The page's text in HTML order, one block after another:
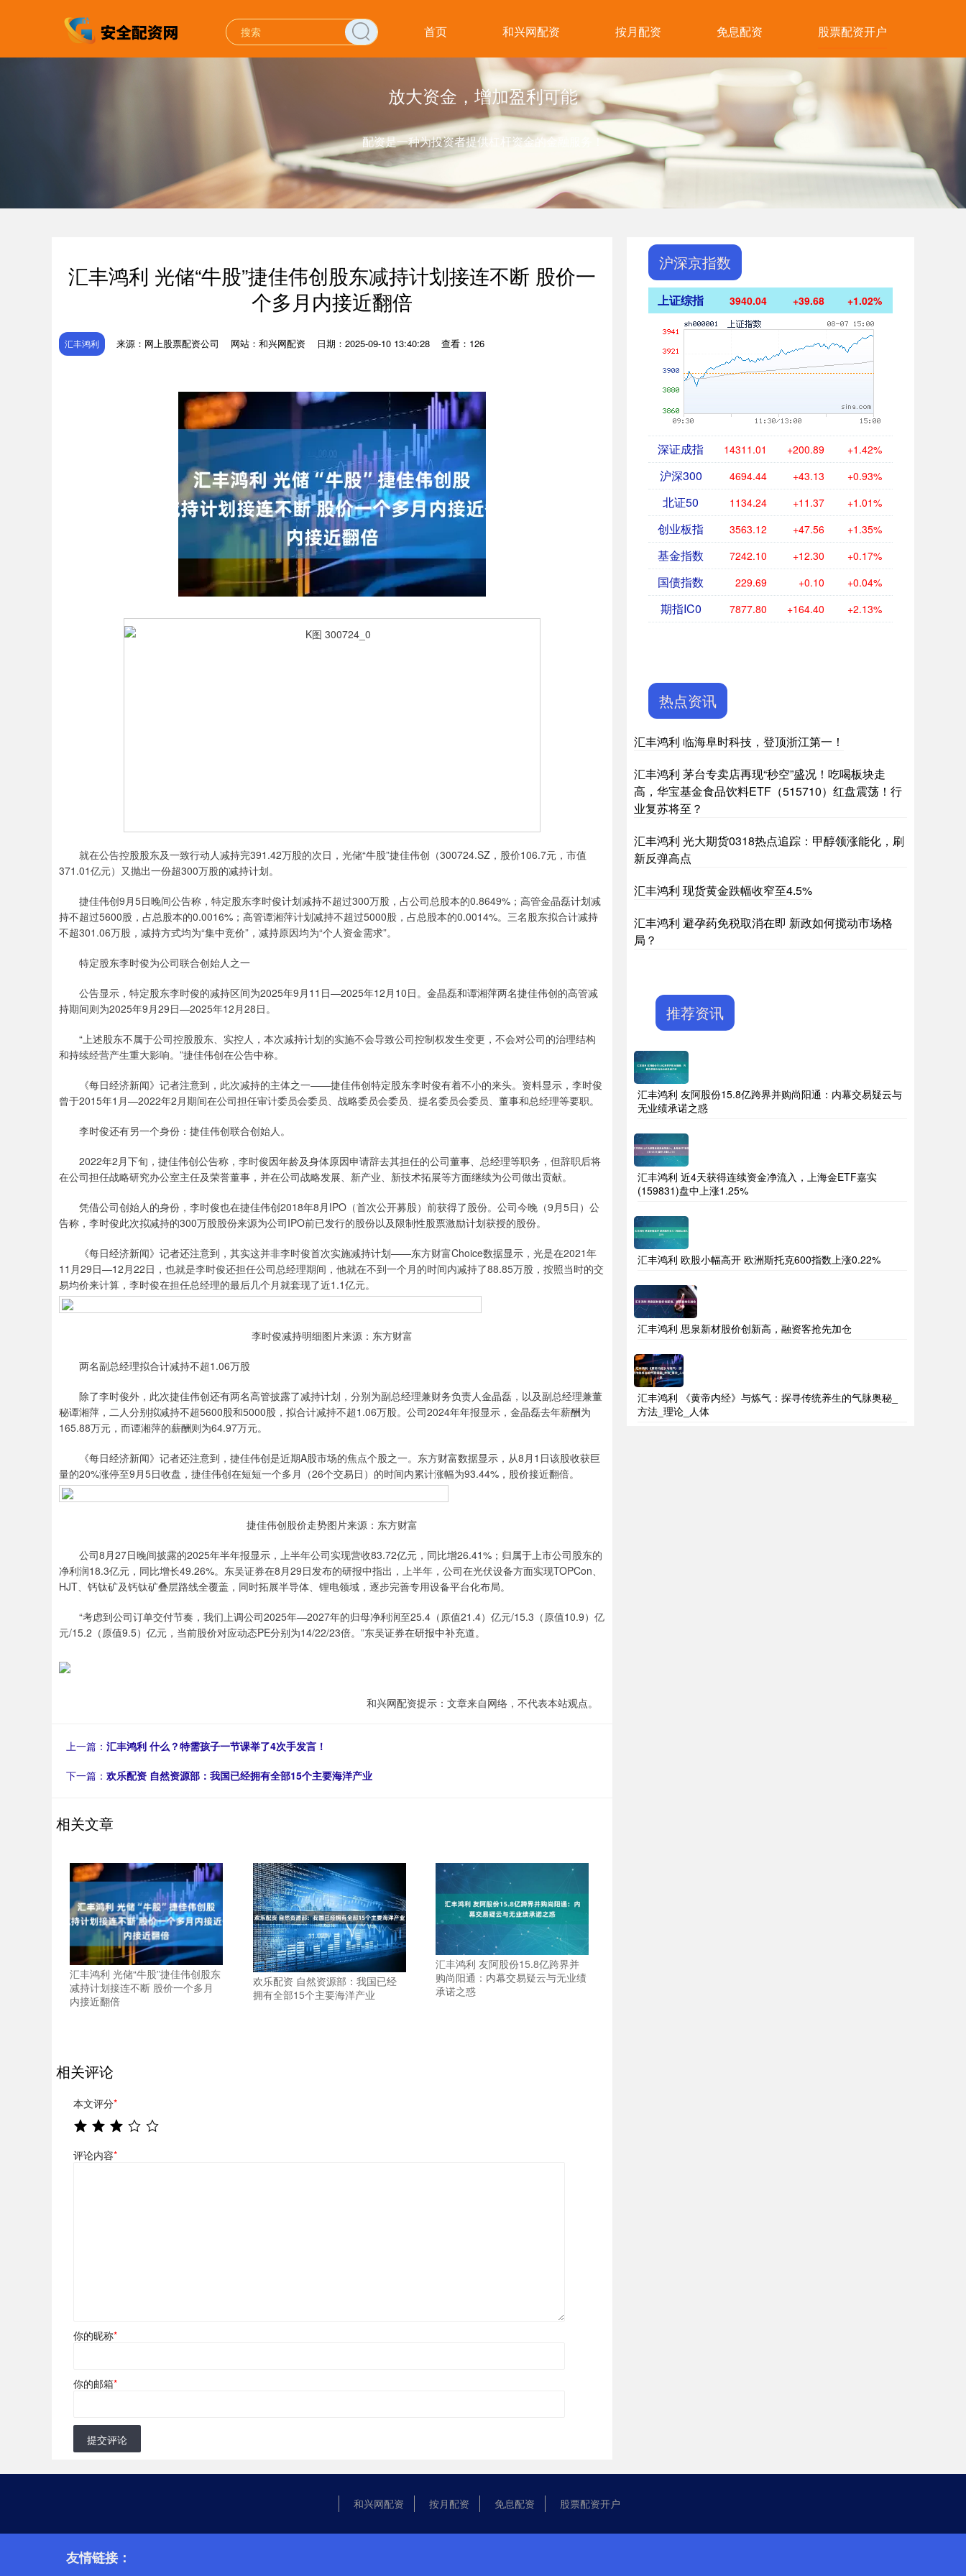
首页 和兴网配资 按月配资 免息配资 股票配资开户
放大资金，增加盈利可能
配资是一种为投资者提供杠杆资金的金融服务！
汇丰鸿利 光储“牛股”捷佳伟创股东减持计划接连不断 股价一
个多月内接近翻倍
汇丰鸿利 来源：网上股票配资公司 网站：和兴网配资 日期：2025-09-10 13:40:28 查看：126
就在公告控股股东及一致行动人减持完391.42万股的次日，光储“牛股”捷佳伟创（300724.SZ，股价106.7元，市值
371.01亿元）又抛出一份超300万股的减持计划。
捷佳伟创9月5日晚间公告称，特定股东李时俊计划减持不超过300万股，占公司总股本的0.8649%；高管金晶磊计划减
持不超过5600股，占总股本的0.0016%；高管谭湘萍计划减持不超过5000股，占总股本的0.0014%。三名股东拟合计减持
不超301.06万股，减持方式均为“集中竞价”，减持原因均为“个人资金需求”。
特定股东李时俊为公司联合创始人之一
公告显示，特定股东李时俊的减持区间为2025年9月11日—2025年12月10日。金晶磊和谭湘萍两名捷佳伟创的高管减
持期间则为2025年9月29日—2025年12月28日。
“上述股东不属于公司控股股东、实控人，本次减持计划的实施不会导致公司控制权发生变更，不会对公司的治理结构
和持续经营产生重大影响。”捷佳伟创在公告中称。
《每日经济新闻》记者注意到，此次减持的主体之一——捷佳伟创特定股东李时俊有着不小的来头。资料显示，李时俊
曾于2015年1月—2022年2月期间在公司担任审计委员会委员、战略委员会委员、提名委员会委员、董事和总经理等要职。
李时俊还有另一个身份：捷佳伟创联合创始人。
2022年2月下旬，捷佳伟创公告称，李时俊因年龄及身体原因申请辞去其担任的公司董事、总经理等职务，但辞职后将
在公司担任战略研究办公室主任及荣誉董事，并在公司战略发展、新产业、新技术拓展等方面继续为公司做出贡献。
凭借公司创始人的身份，李时俊也在捷佳伟创2018年8月IPO（首次公开募股）前获得了股份。公司今晚（9月5日）公
告称，李时俊此次拟减持的300万股股份来源为公司IPO前已发行的股份以及限制性股票激励计划获授的股份。
《每日经济新闻》记者还注意到，其实这并非李时俊首次实施减持计划——东方财富Choice数据显示，光是在2021年
11月29日—12月22日，也就是李时俊还担任公司总经理期间，他就在不到一个月的时间内减持了88.85万股，按照当时的交
易均价来计算，李时俊在担任总经理的最后几个月就套现了近1.1亿元。
李时俊减持明细图片来源：东方财富
两名副总经理拟合计减持不超1.06万股
除了李时俊外，此次捷佳伟创还有两名高管披露了减持计划，分别为副总经理兼财务负责人金晶磊，以及副总经理兼董
秘谭湘萍，二人分别拟减持不超5600股和5000股，拟合计减持不超1.06万股。公司2024年年报显示，金晶磊去年薪酬为
165.88万元，而谭湘萍的薪酬则为64.97万元。
《每日经济新闻》记者还注意到，捷佳伟创是近期A股市场的焦点个股之一。东方财富数据显示，从8月1日该股收获巨
量的20%涨停至9月5日收盘，捷佳伟创在短短一个多月（26个交易日）的时间内累计涨幅为93.44%，股价接近翻倍。
捷佳伟创股价走势图片来源：东方财富
公司8月27日晚间披露的2025年半年报显示，上半年公司实现营收83.72亿元，同比增26.41%；归属于上市公司股东的
净利润18.3亿元，同比增长49.26%。东吴证券在8月29日发布的研报中指出，上半年，公司在光伏设备方面实现TOPCon、
HJT、钙钛矿及钙钛矿叠层路线全覆盖，同时拓展半导体、锂电领域，逐步完善专用设备平台化布局。
“考虑到公司订单交付节奏，我们上调公司2025年—2027年的归母净利润至25.4（原值21.4）亿元/15.3（原值10.9）亿
元/15.2（原值9.5）亿元，当前股价对应动态PE分别为14/22/23倍。”东吴证券在研报中补充道。
和兴网配资提示：文章来自网络，不代表本站观点。
上一篇： 汇丰鸿利 什么？特需孩子一节课举了4次手发言！
下一篇： 欢乐配资 自然资源部：我国已经拥有全部15个主要海洋产业
相关文章
汇丰鸿利 光储“牛股”捷佳伟创股东
减持计划接连不断 股价一个多月
内接近翻倍
欢乐配资 自然资源部：我国已经
拥有全部15个主要海洋产业
汇丰鸿利 友阿股份15.8亿跨界并
购尚阳通：内幕交易疑云与无业绩
承诺之惑
相关评论
本文评分*
评论内容*
你的昵称*
你的邮箱*
提交评论
沪深京指数
上证综指 3940.04 +39.68 +1.02%
深证成指 14311.01 +200.89 +1.42%
沪深300 4694.44 +43.13 +0.93%
北证50 1134.24 +11.37 +1.01%
创业板指 3563.12 +47.56 +1.35%
基金指数 7242.10 +12.30 +0.17%
国债指数 229.69 +0.10 +0.04%
期指IC0 7877.80 +164.40 +2.13%
热点资讯
汇丰鸿利 临海阜时科技，登顶浙江第一！
汇丰鸿利 茅台专卖店再现“秒空”盛况！吃喝板块走
高，华宝基金食品饮料ETF（515710）红盘震荡！行
业复苏将至？
汇丰鸿利 光大期货0318热点追踪：甲醇领涨能化，刷
新反弹高点
汇丰鸿利 现货黄金跌幅收窄至4.5%
汇丰鸿利 避孕药免税取消在即 新政如何搅动市场格
局？
推荐资讯
汇丰鸿利 友阿股份15.8亿跨界并购尚阳通：内幕交易疑云与
无业绩承诺之惑
汇丰鸿利 近4天获得连续资金净流入，上海金ETF嘉实
(159831)盘中上涨1.25%
汇丰鸿利 欧股小幅高开 欧洲斯托克600指数上涨0.22%
汇丰鸿利 思泉新材股价创新高，融资客抢先加仓
汇丰鸿利 《黄帝内经》与炼气：探寻传统养生的气脉奥秘_
方法_理论_人体
和兴网配资 按月配资 免息配资 股票配资开户
友情链接：